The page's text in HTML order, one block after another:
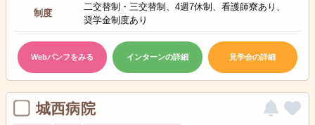
制度
二交替制・三交替制、4週7休制、看護師寮あり、
奨学金制度あり
Webパンフをみる インターンの詳細 見学会の詳細
城西病院